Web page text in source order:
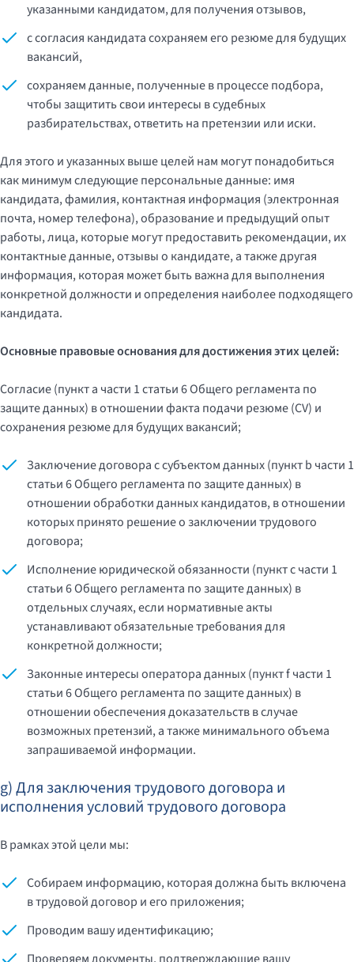
указанными кандидатом, для получения отзывов,
с согласия кандидата сохраняем его резюме для будущих
вакансий,
сохраняем данные, полученные в процессе подбора,
чтобы защитить свои интересы в судебных
разбирательствах, ответить на претензии или иски.
Для этого и указанных выше целей нам могут понадобиться
как минимум следующие персональные данные: имя
кандидата, фамилия, контактная информация (электронная
почта, номер телефона), образование и предыдущий опыт
работы, лица, которые могут предоставить рекомендации, их
контактные данные, отзывы о кандидате, а также другая
информация, которая может быть важна для выполнения
конкретной должности и определения наиболее подходящего
кандидата.
Основные правовые основания для достижения этих целей:
Согласие (пункт a части 1 статьи 6 Общего регламента по
защите данных) в отношении факта подачи резюме (CV) и
сохранения резюме для будущих вакансий;
Заключение договора с субъектом данных (пункт b части 1
статьи 6 Общего регламента по защите данных) в
отношении обработки данных кандидатов, в отношении
которых принято решение о заключении трудового
договора;
Исполнение юридической обязанности (пункт c части 1
статьи 6 Общего регламента по защите данных) в
отдельных случаях, если нормативные акты
устанавливают обязательные требования для
конкретной должности;
Законные интересы оператора данных (пункт f части 1
статьи 6 Общего регламента по защите данных) в
отношении обеспечения доказательств в случае
возможных претензий, а также минимального объема
запрашиваемой информации.
g) Для заключения трудового договора и
исполнения условий трудового договора
В рамках этой цели мы:
Собираем информацию, которая должна быть включена
в трудовой договор и его приложения;
Проводим вашу идентификацию;